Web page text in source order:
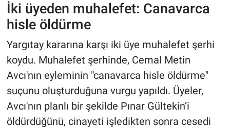
İki üyeden muhalefet: Canavarca
hisle öldürme
Yargıtay kararına karşı iki üye muhalefet şerhi
koydu. Muhalefet şerhinde, Cemal Metin
Avcı'nın eyleminin "canavarca hisle öldürme"
suçunu oluşturduğuna vurgu yapıldı. Üyeler,
Avcı'nın planlı bir şekilde Pınar Gültekin’i
öldürdüğünü, cinayeti işledikten sonra cesedi